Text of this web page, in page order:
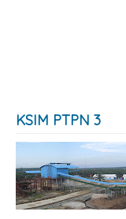
KSIM PTPN 3